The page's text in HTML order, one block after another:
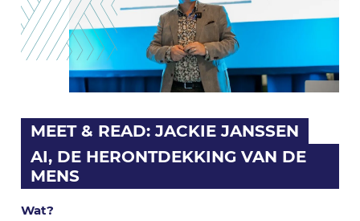
MEET & READ: JACKIE JANSSEN
AI, DE HERONTDEKKING VAN DE
MENS
Wat?